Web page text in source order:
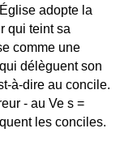
adopte la
qui teint sa
comme une
délèguent son
à-dire au concile.
- au Ve s =
les conciles.